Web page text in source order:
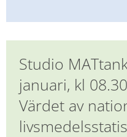
Studio
januari, kl
Värdet av